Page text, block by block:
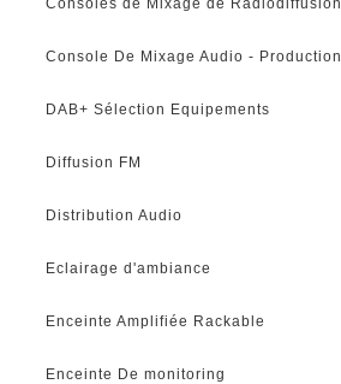
Console De Mixage Audio - Production
DAB+ Sélection Equipements
Diffusion FM
Distribution Audio
Eclairage d'ambiance
Enceinte Amplifiée Rackable
Enceinte De monitoring